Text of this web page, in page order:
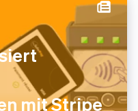
mit Stripe